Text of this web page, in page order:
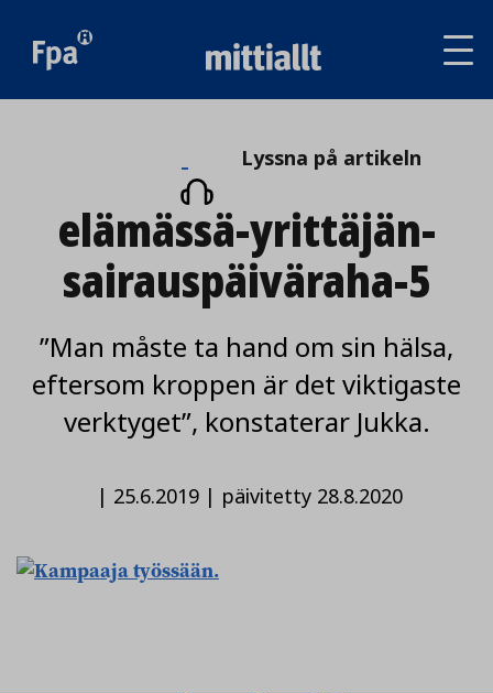
Lyssna
på
artikeln
Lyssna på artikeln
elämässä-yrittäjän-
sairauspäiväraha-5
”Man måste ta hand om sin hälsa,
eftersom kroppen är det viktigaste
verktyget”, konstaterar Jukka.
| 25.6.2019| päivitetty 28.8.2020